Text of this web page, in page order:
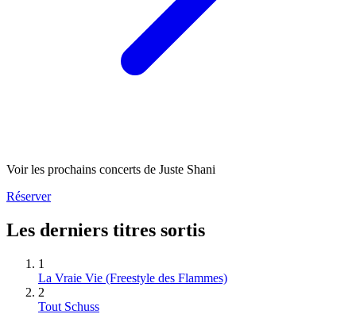
Voir les prochains concerts de Juste Shani
Réserver
Les derniers titres sortis
1
La Vraie Vie (Freestyle des Flammes)
2
Tout Schuss